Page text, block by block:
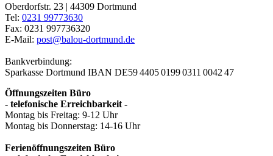
Oberdorfstr. 23 | 44309 Dortmund
Tel: 0231 99773630
Fax: 0231 997736320
E-Mail: post@balou-dortmund.de
Bankverbindung:
Sparkasse Dortmund IBAN DE59 4405 0199 0311 0042 47
Öffnungszeiten Büro
- telefonische Erreichbarkeit -
Montag bis Freitag: 9-12 Uhr
Montag bis Donnerstag: 14-16 Uhr
Ferienöffnungszeiten Büro